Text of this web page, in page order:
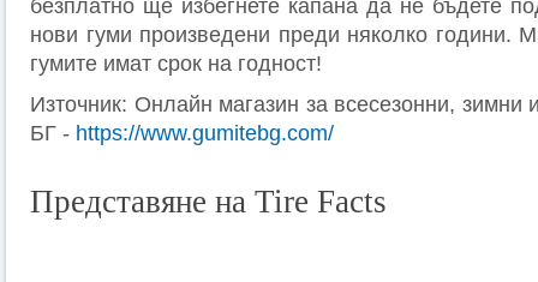
безплатно ще избегнете капана да не бъдете
нови гуми произведени преди няколко години.
гумите имат срок на годност!
Източник: Онлайн магазин за всесезонни,
БГ - https://www.gumitebg.com/
Представяне на Tire Facts